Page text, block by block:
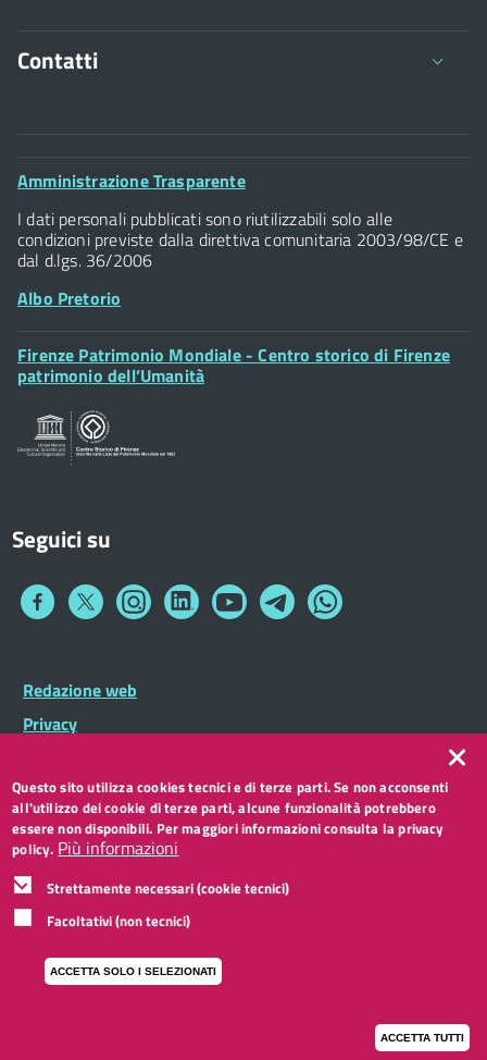
Contatti
Comune di Firenze
Palazzo Vecchio
Piazza della Signoria - 50122, Firenze
P.IVA 01307110484
Posta Elettronica Certificata
Footer
Amministrazione Trasparente
I dati personali pubblicati sono riutilizzabili solo alle
condizioni previste dalla direttiva comunitaria 2003/98/CE e
dal d.lgs. 36/2006
Albo Pretorio
Footer
Widget
Firenze Patrimonio Mondiale - Centro storico di Firenze
patrimonio dell’Umanità
Seguici su
Collegamento
Collegamento
a
Collegamento
a
Collegamento
a
Collegamento
a
Collegamento
a
Collegamento
a
Footer
Widget
Footer
menu
Redazione web
Privacy
Accessibilità
CC BY 3.0 IT
Questo sito utilizza cookies tecnici e di terze parti. Se non acconsenti
all'utilizzo dei cookie di terze parti, alcune funzionalità potrebbero
essere non disponibili. Per maggiori informazioni consulta la privacy
policy. Più informazioni
Strettamente necessari (cookie tecnici)
Facoltativi (non tecnici)
ACCETTA SOLO I SELEZIONATI
ACCETTA TUTTI